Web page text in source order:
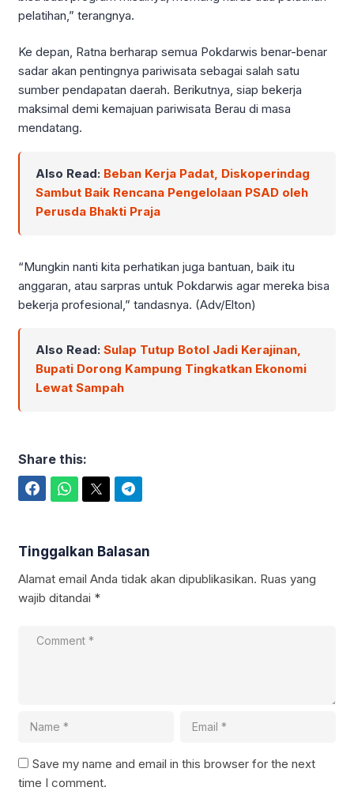
pelatihan,” terangnya.
Ke depan, Ratna berharap semua Pokdarwis benar-benar
sadar akan pentingnya pariwisata sebagai salah satu
sumber pendapatan daerah. Berikutnya, siap bekerja
maksimal demi kemajuan pariwisata Berau di masa
mendatang.
Also Read: Beban Kerja Padat, Diskoperindag
Sambut Baik Rencana Pengelolaan PSAD oleh
Perusda Bhakti Praja
“Mungkin nanti kita perhatikan juga bantuan, baik itu
anggaran, atau sarpras untuk Pokdarwis agar mereka bisa
bekerja profesional,” tandasnya. (Adv/Elton)
Also Read: Sulap Tutup Botol Jadi Kerajinan,
Bupati Dorong Kampung Tingkatkan Ekonomi
Lewat Sampah
Share this:
Tinggalkan Balasan
Alamat email Anda tidak akan dipublikasikan. Ruas yang
wajib ditandai *
Save my name and email in this browser for the next
time I comment.